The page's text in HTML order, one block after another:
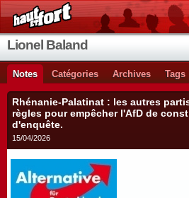
Lionel Baland
Notes Catégories Archives Tags
Rhénanie-Palatinat : les autres
règles pour empêcher l'AfD de
d'enquête.
15/04/2026